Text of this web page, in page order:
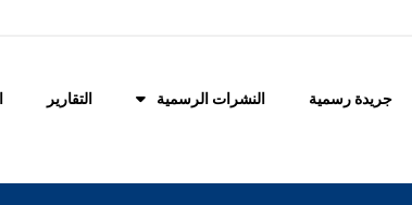
جريدة رسمية النشرات الرسمية التقارير